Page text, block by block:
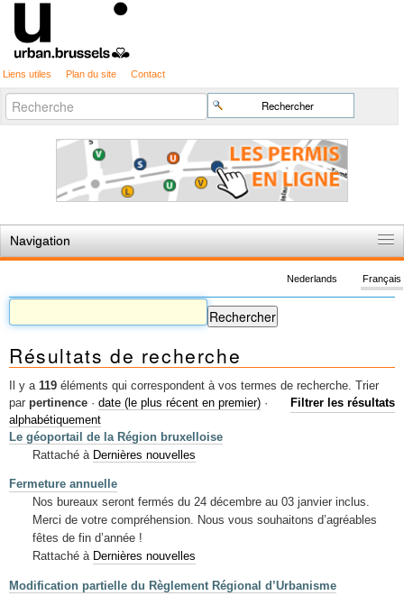
Liens utiles Plan du site Contact
Chercher par
Recherche
avancée…
Navigation
Règles du jeu
Permis d'urbanisme
Cartographie
Etudes et publications
Mots-clés
Renseignements urbanistiques
Français
Nederlands
Résultats de recherche
Il y a 119 éléments qui correspondent à vos termes de recherche.
Filtrer les résultats
Trier
par pertinence · date (le plus récent en premier) ·
alphabétiquement
Le géoportail de la Région bruxelloise
Rattaché à Dernières nouvelles
Fermeture annuelle
Nos bureaux seront fermés du 24 décembre au 03 janvier inclus.
Merci de votre compréhension. Nous vous souhaitons d’agréables
fêtes de fin d’année !
Rattaché à Dernières nouvelles
Modification partielle du Règlement Régional d’Urbanisme